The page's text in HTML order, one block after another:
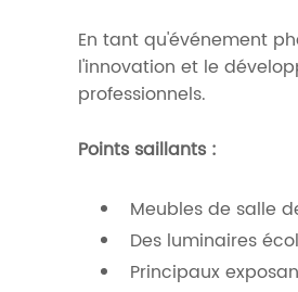
En tant qu'événement
l'innovation et le
professionnels.
Points saillants :
Meubles de salle
Des luminaires
Principaux